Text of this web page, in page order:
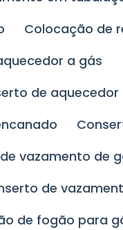
Colocação
a gás
de
de vazamento de
de
de fogão para